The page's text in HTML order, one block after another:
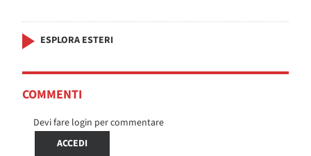
ESPLORA ESTERI
COMMENTI
Devi fare login per commentare
ACCEDI